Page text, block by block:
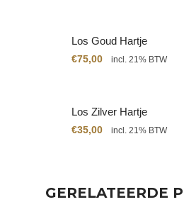
Los Goud Hartje
€75,00 incl. 21% BTW
Los Zilver Hartje
€35,00 incl. 21% BTW
GERELATEERDE